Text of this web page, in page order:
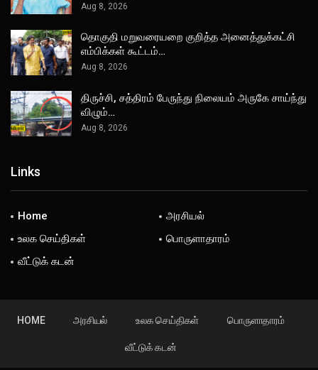
Aug 8, 2026
தொகுதி மறுவரையறை குறித்த அனைத்துக்கட்சி
எம்பிக்கள் கூட்டம்…
Aug 8, 2026
திருச்சி, சத்திரம் பேருந்து நிலையம் அருகே சாய்ந்து
விழும்…
Aug 8, 2026
Links
Home
அரசியல்
உலக செய்திகள்
பொருளாதாரம்
வீட்டுக் கடன்
HOME அரசியல் உலக செய்திகள் பொருளாதாரம்
வீட்டுக் கடன்